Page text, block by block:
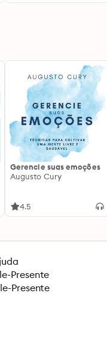
Gerencie suas emoções
Augusto Cury
4.5
Presente
Presente